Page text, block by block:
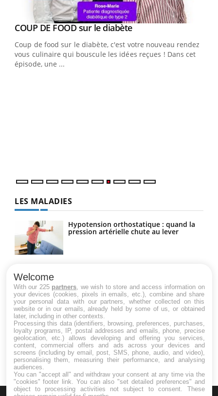
Youtube
COUP DE FOOD sur le diabèteYoutube
Coup de food sur le diabète, c'est votre nouveau rendez-
vous culinaire qui bouscule les idées reçues ! Dans cet
épisode, une ...
LES MALADIES
Hypotension orthostatique : quand la
pression artérielle chute au lever
Maladie de Charcot (Sclérose latérale
amyotrophique)
Welcome
With our 225 partners , we wish to store and access information on
your devices (cookies, pixels in emails, etc.), combine and share
your personal data with our partners, whether collected on this
website or in our emails, already held by some of us, or obtained
later, including in other contexts.
Processing this data (identifiers, browsing, preferences, purchases,
loyalty programs, IP, postal addresses and emails, phone, precise
geolocation, etc.) allows developing and offering you services,
content, commercial offers and ads across your devices and
screens (including by email, post, SMS, phone, audio, and video),
personalising them, measuring their performance, and analysing
audiences.
You can "accept all" and withdraw your consent at any time via the
"cookies" footer link . You can also "set detailed preferences" and
object to processing activities not subject to consent. These